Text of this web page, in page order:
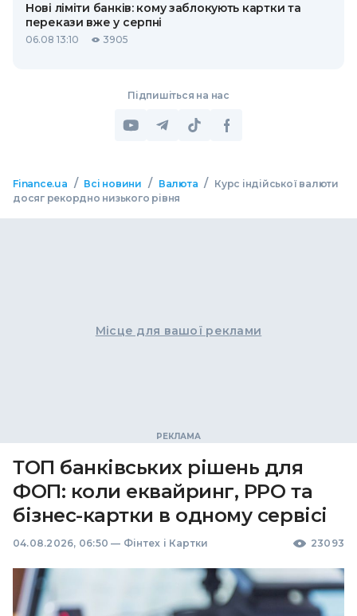
Нові ліміти банків: кому заблокують картки та
перекази вже у серпні
06.08 13:10 3905
Підпишіться на нас
Finance.ua / Всі новини / Валюта / Курс індійської валюти
досяг рекордно низького рівня
Місце для вашої реклами
ТОП банківських рішень для
ФОП: коли еквайринг, РРО та
бізнес-картки в одному сервісі
04.08.2026, 06:50 — Фінтех і Картки 23093